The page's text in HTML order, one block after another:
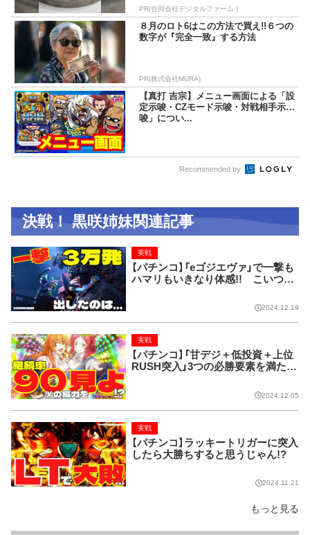
PR(合同会社デジタルファーム )
８月のロト6はこの方法で買え!!６つの
数字が『完全一致』する方法
PR(株式会社MURA)
【真打 吉宗】メニュー画面による「設
定示唆・CZモード示唆・対戦相手示
唆」につい...
Recommended by
決戦！ 黒咲姉妹関連記事
【パチンコ】「eゴジエヴァ」で一撃も
ハマリもいきなり体感!! こいつは
実戦
2024.12.19
【パチンコ】「甘デジ＋低投資＋上位
RUSH突入」3つの必勝要素を満たし
実戦
2024.12.05
【パチンコ】ラッキートリガーに突入
したら大勝ちすると思うじゃん!?
実戦
2024.11.21
もっと見る